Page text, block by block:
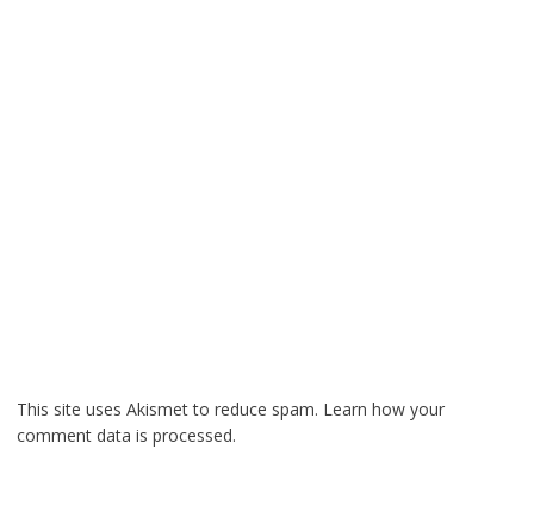
This site uses Akismet to reduce spam. Learn how your
comment data is processed.